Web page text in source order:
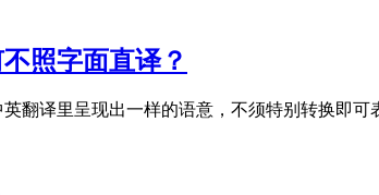
照字面直译？
翻译里呈现出一样的语意，不须特别转换即